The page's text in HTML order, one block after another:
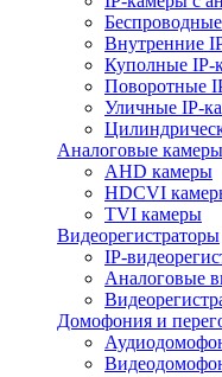
Внутренние
Куполные IP-
Поворотные
Уличные IP-
Аналоговые камеры
AHD камеры
HDCVI
TVI камеры
Видеорегистраторы
IP-
Аналоговые
Домофония и